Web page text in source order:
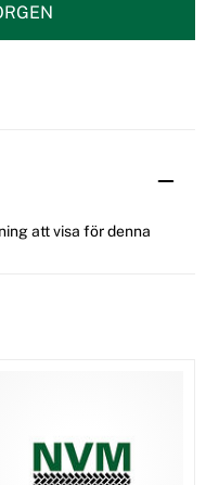
att visa för denna